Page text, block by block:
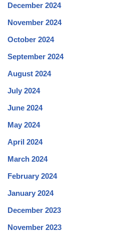
December 2024
November 2024
October 2024
September 2024
August 2024
July 2024
June 2024
May 2024
April 2024
March 2024
February 2024
January 2024
December 2023
November 2023